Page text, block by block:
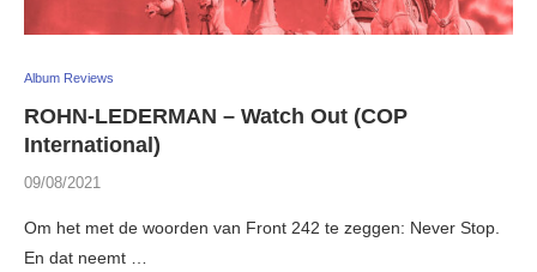
Album Reviews
ROHN-LEDERMAN – Watch Out (COP
International)
09/08/2021
Om het met de woorden van Front 242 te zeggen: Never Stop.
En dat neemt …